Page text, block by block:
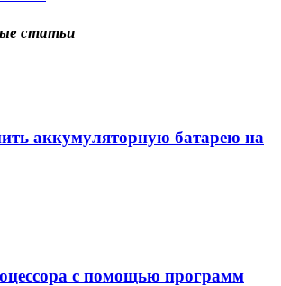
статьи
аккумуляторную батарею на
с помощью программ